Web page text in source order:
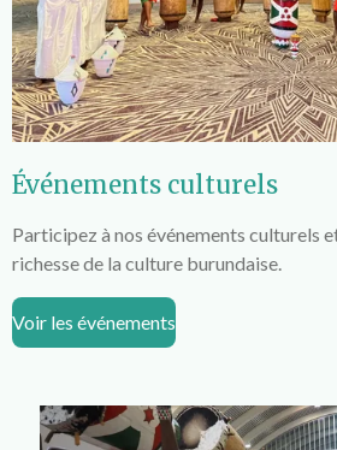
Événements culturels
Participez à nos événements culturels
richesse de la culture burundaise.
Voir les événements